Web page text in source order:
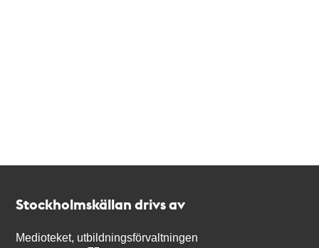
Stockholmskällan drivs av
Medioteket, utbildningsförvaltningen